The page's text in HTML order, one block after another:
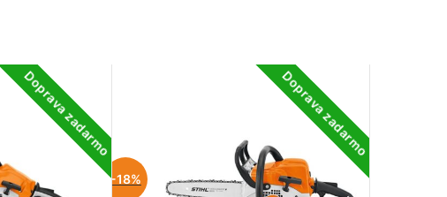
Doprava zadarmo Doprava zadarmo
-18%